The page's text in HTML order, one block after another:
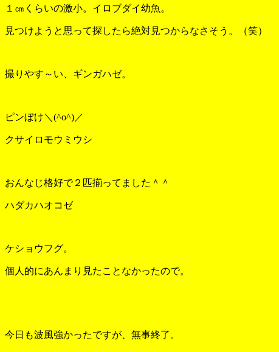
１㎝くらいの激小。イロブダイ幼魚。
見つけようと思って探したら絶対見つからなさそう。（笑）
撮りやす～い、ギンガハゼ。
ピンぼけ＼(^o^)／
クサイロモウミウシ
おんなじ格好で２匹揃ってました＾＾
ハダカハオコゼ
ケショウフグ。
個人的にあんまり見たことなかったので。
今日も波風強かったですが、無事終了。